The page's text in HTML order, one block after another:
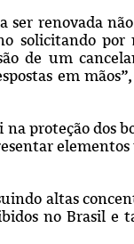
ser renovada
solicitando por
de um
em
proteção dos
altas
no Brasil e